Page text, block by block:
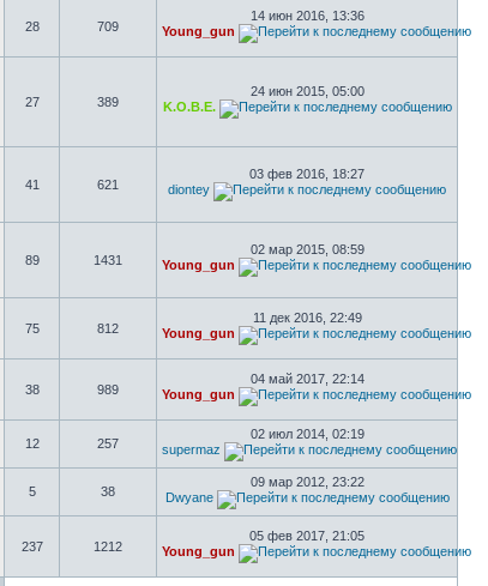
28 709
14 июн 2016, 13:36
Young_gun
27 389
24 июн 2015, 05:00
K.O.B.E.
41 621
03 фев 2016, 18:27
diontey
89 1431
02 мар 2015, 08:59
Young_gun
75 812
11 дек 2016, 22:49
Young_gun
38 989
04 май 2017, 22:14
Young_gun
12 257
02 июл 2014, 02:19
supermaz
5 38
09 мар 2012, 23:22
Dwyane
237 1212
05 фев 2017, 21:05
Young_gun